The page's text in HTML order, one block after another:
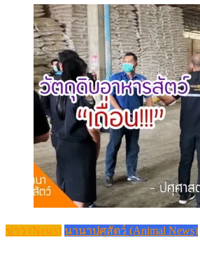
ข่าว (News) นานาปศุสัตว์ (Animal News)